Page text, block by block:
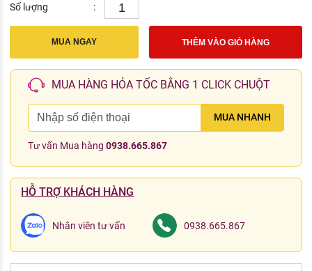
Số lượng :
MUA NGAY THÊM VÀO GIỎ HÀNG
MUA HÀNG HỎA TỐC BẰNG 1 CLICK CHUỘT
MUA NHANH
Tư vấn Mua hàng0938.665.867
HỖ TRỢ KHÁCH HÀNG
Nhân viên tư vấn 0938.665.867